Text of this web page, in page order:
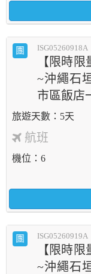
團 ISG05260918A
【限時
~沖繩石
市區飯店
5天
航班
機位 6
團 ISG05260919A
【限時
~沖繩石